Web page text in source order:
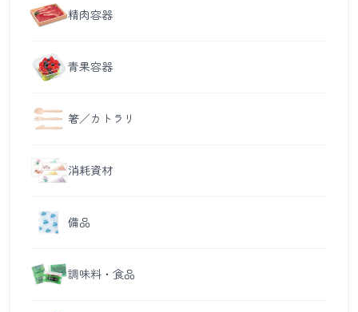
精肉容器
青果容器
箸／カトラリ
消耗資材
備品
調味料・食品